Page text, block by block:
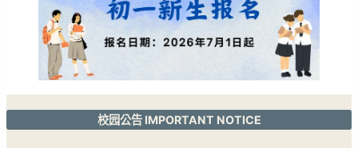
校园公告 IMPORTANT NOTICE